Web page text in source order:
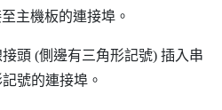
主機板的連接埠。
頭 (側邊有三角形記號) 插入串
號的連接埠。